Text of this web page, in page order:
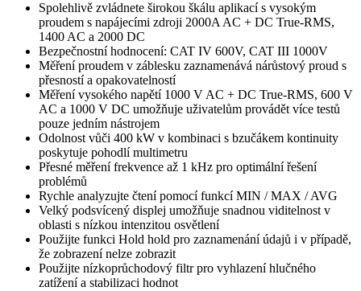
Spolehlivě zvládnete širokou škálu aplikací s vysokým
proudem s napájecími zdroji 2000A AC + DC True-RMS,
1400 AC a 2000 DC
Bezpečnostní hodnocení: CAT IV 600V, CAT III 1000V
Měření proudem v záblesku zaznamenává nárůstový proud s
přesností a opakovatelností
Měření vysokého napětí 1000 V AC + DC True-RMS, 600 V
AC a 1000 V DC umožňuje uživatelům provádět více testů
pouze jedním nástrojem
Odolnost vůči 400 kW v kombinaci s bzučákem kontinuity
poskytuje pohodlí multimetru
Přesné měření frekvence až 1 kHz pro optimální řešení
problémů
Rychle analyzujte čtení pomocí funkcí MIN / MAX / AVG
Velký podsvícený displej umožňuje snadnou viditelnost v
oblasti s nízkou intenzitou osvětlení
Použijte funkci Hold hold pro zaznamenání údajů i v případě,
že zobrazení nelze zobrazit
Použijte nízkoprůchodový filtr pro vyhlazení hlučného
zatížení a stabilizaci hodnot